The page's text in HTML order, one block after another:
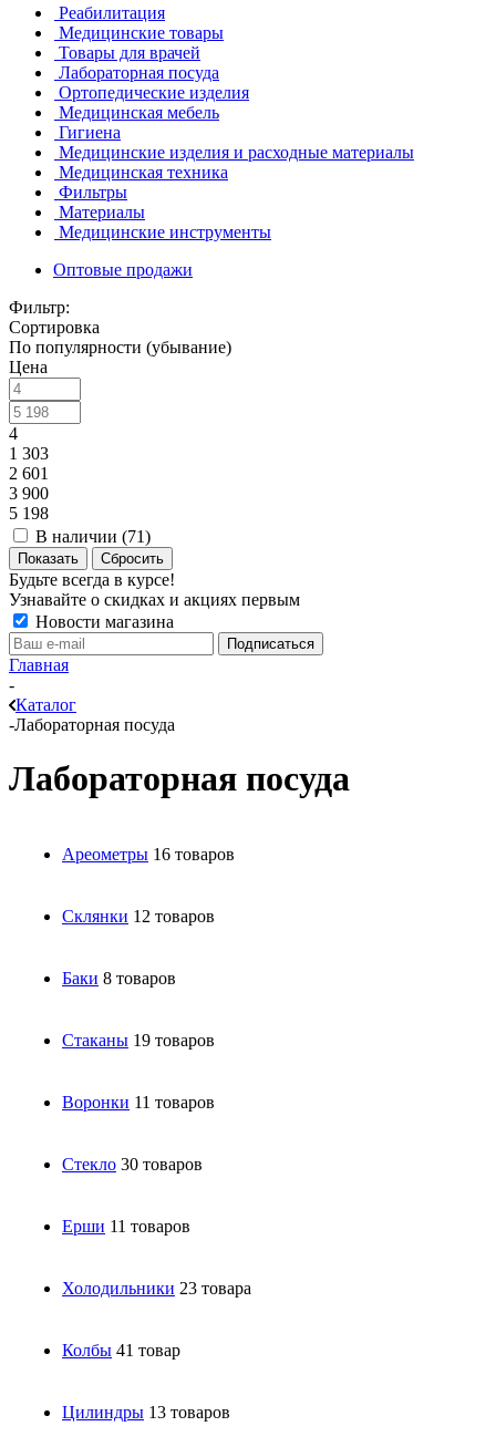
Реабилитация
Медицинские товары
Товары для врачей
Лабораторная посуда
Ортопедические изделия
Медицинская мебель
Гигиена
Медицинские изделия и расходные материалы
Медицинская техника
Фильтры
Материалы
Медицинские инструменты
Оптовые продажи
Фильтр:
Сортировка
По популярности (убывание)
Цена
4
1 303
2 601
3 900
5 198
В наличии (71)
Показать Сбросить
Будьте всегда в курсе!
Узнавайте о скидках и акциях первым
Новости магазина
Главная
-
Каталог
-Лабораторная посуда
Лабораторная посуда
Ареометры 16 товаров
Склянки 12 товаров
Баки 8 товаров
Стаканы 19 товаров
Воронки 11 товаров
Стекло 30 товаров
Ерши 11 товаров
Холодильники 23 товара
Колбы 41 товар
Цилиндры 13 товаров